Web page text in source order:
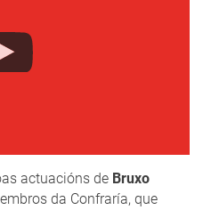
actuacións de Bruxo
da Confraría, que